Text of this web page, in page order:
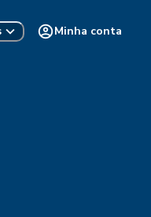
Minha conta